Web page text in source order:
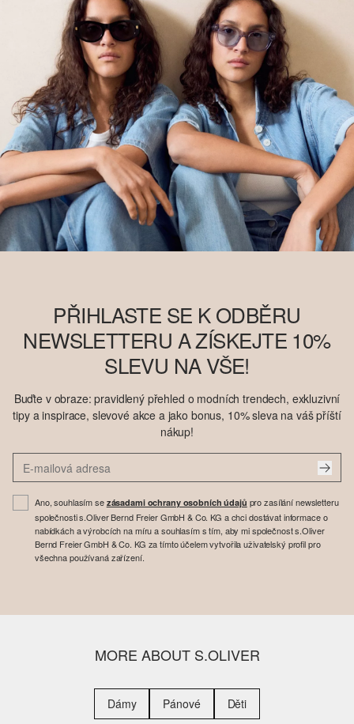
PŘIHLASTE SE K ODBĚRU
NEWSLETTERU A ZÍSKEJTE 10%
SLEVU NA VŠE!
Buďte v obraze: pravidlený přehled o modních trendech, exkluzivní
tipy a inspirace, slevové akce a jako bonus, 10% sleva na váš příští
nákup!
Ano, souhlasím se zásadami ochrany osobních údajů pro zasílání newsletteru
společnosti s.Oliver Bernd Freier GmbH & Co. KG a chci dostávat informace o
nabídkách a výrobcích na míru a souhlasím s tím, aby mi společnost s.Oliver
Bernd Freier GmbH & Co. KG za tímto účelem vytvořila uživatelský profil pro
všechna používaná zařízení.
MORE ABOUT S.OLIVER
Dámy Pánové Děti